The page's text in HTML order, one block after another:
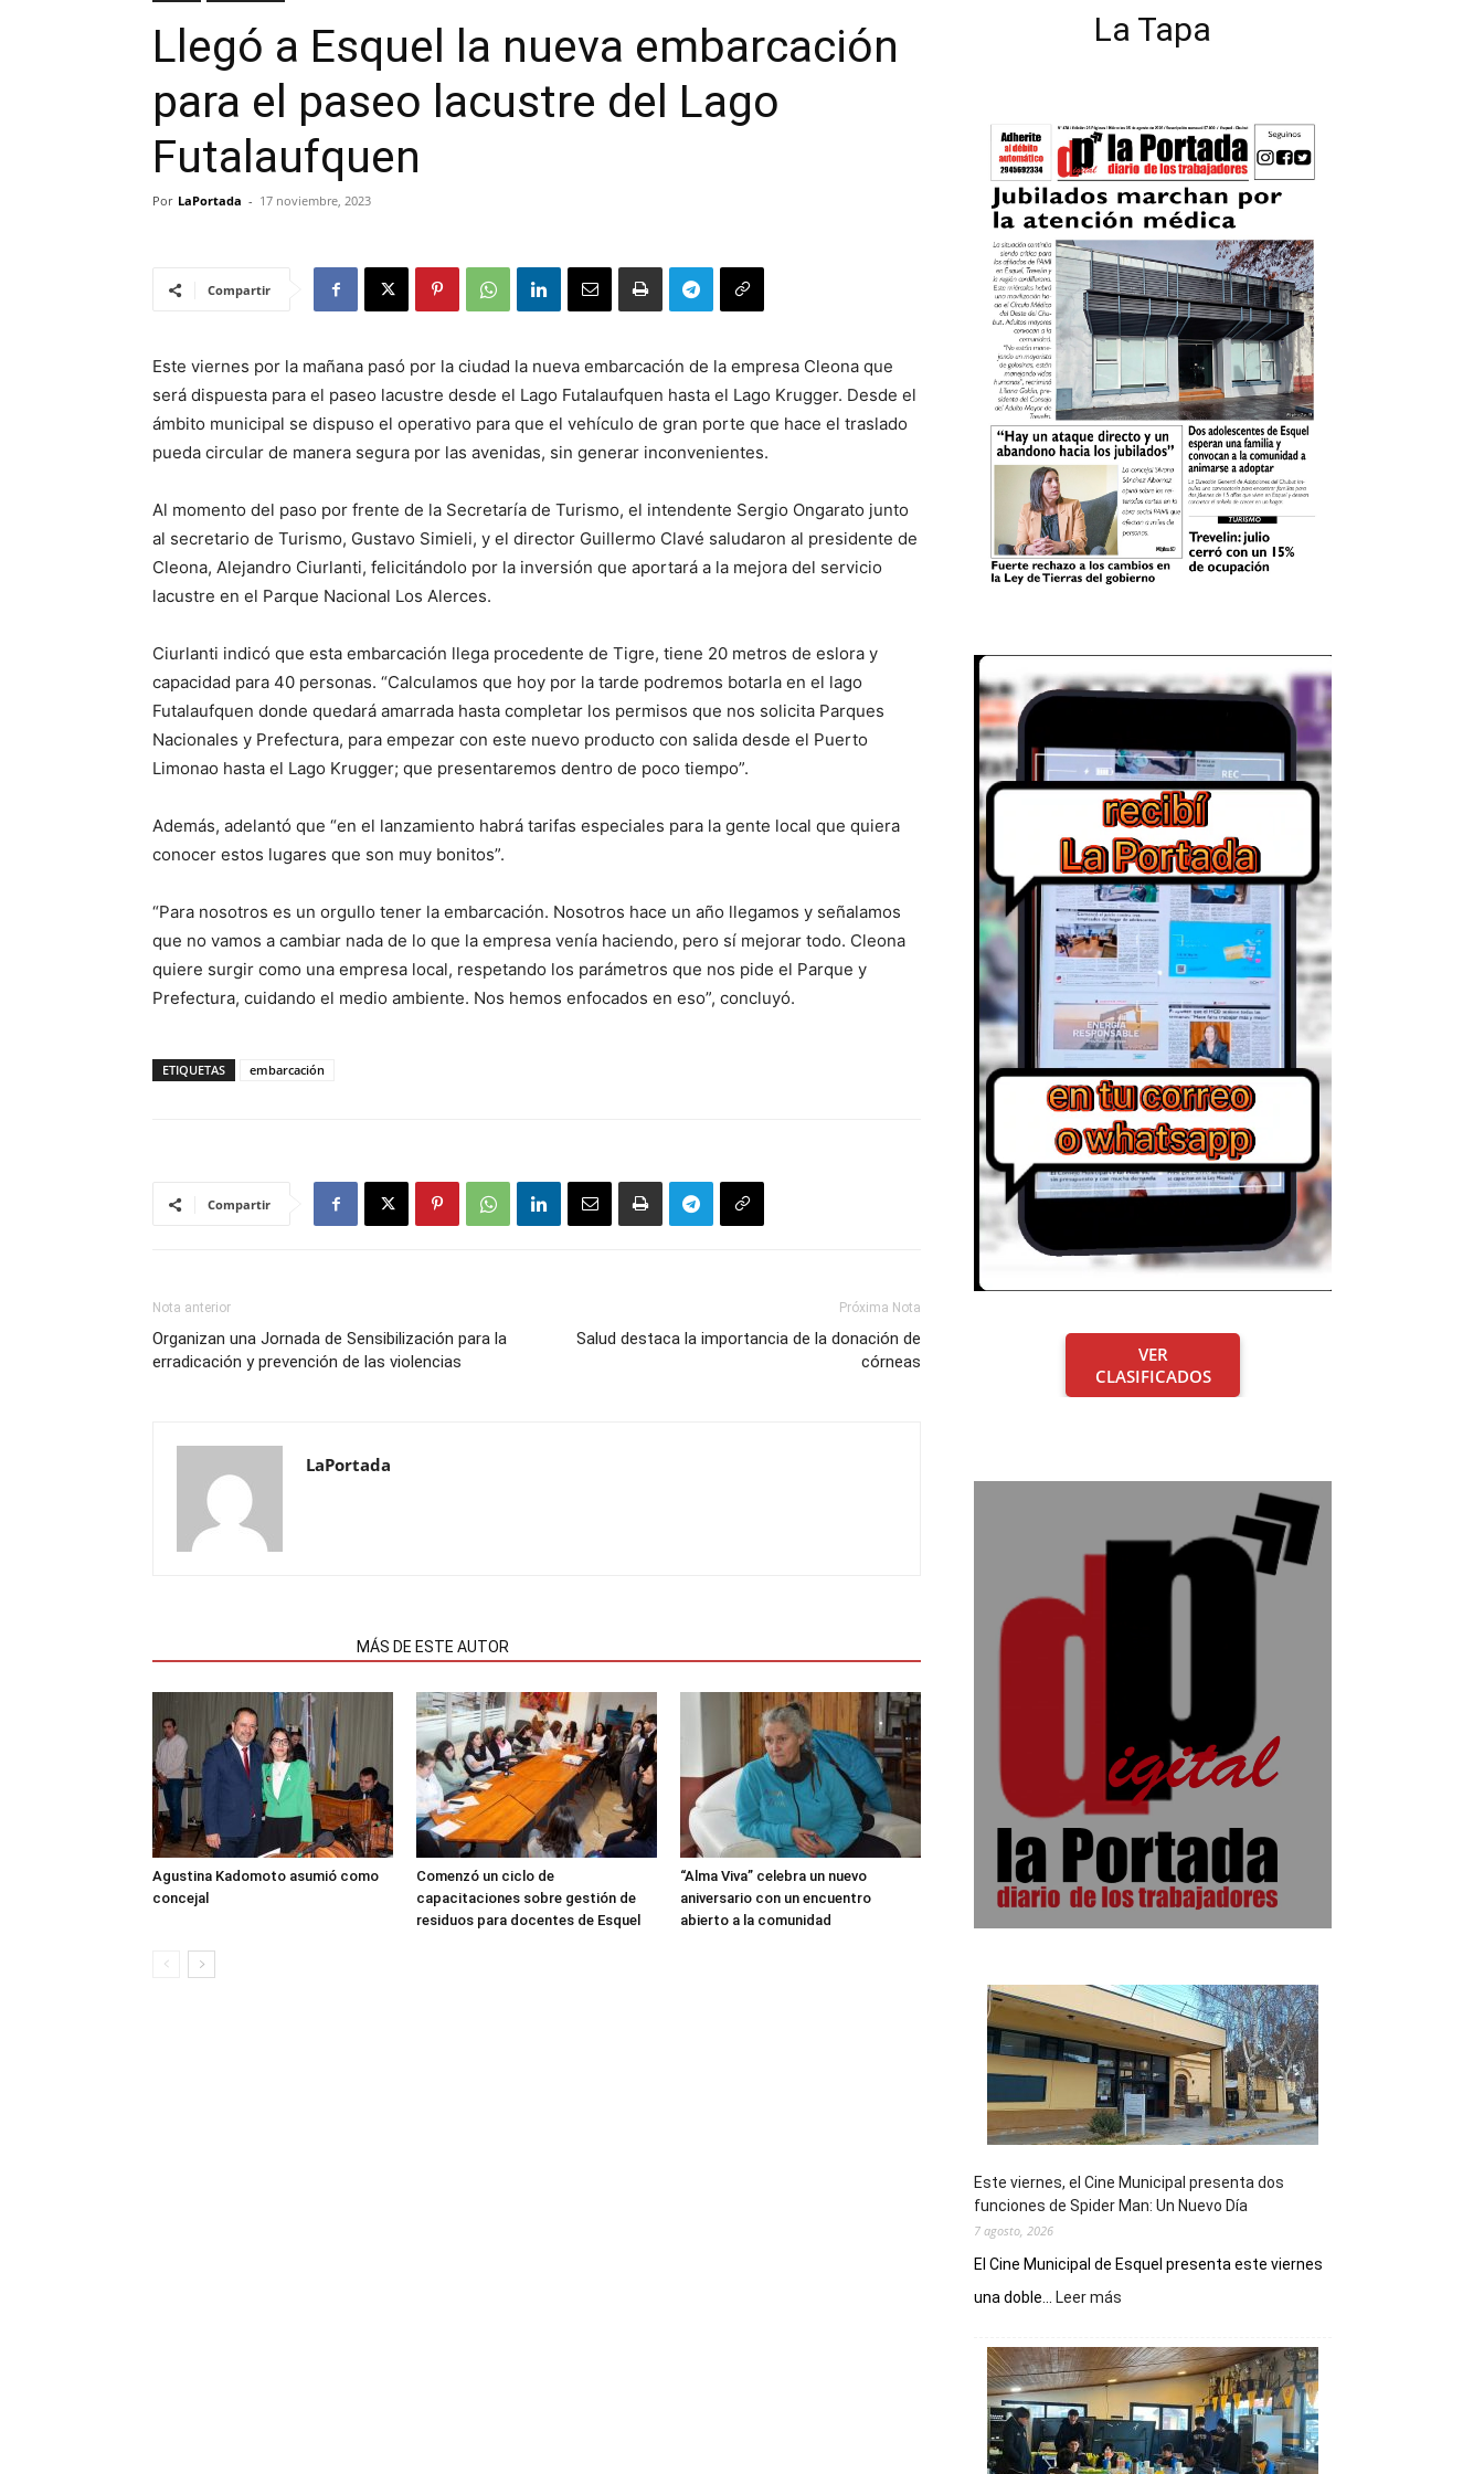
Llegó a Esquel la nueva embarcación
para el paseo lacustre del Lago
Futalaufquen
Por LaPortada - 17 noviembre, 2023
Compartir
Este viernes por la mañana pasó por la ciudad la nueva embarcación de la empresa Cleona que
será dispuesta para el paseo lacustre desde el Lago Futalaufquen hasta el Lago Krugger. Desde el
ámbito municipal se dispuso el operativo para que el vehículo de gran porte que hace el traslado
pueda circular de manera segura por las avenidas, sin generar inconvenientes.
Al momento del paso por frente de la Secretaría de Turismo, el intendente Sergio Ongarato junto
al secretario de Turismo, Gustavo Simieli, y el director Guillermo Clavé saludaron al presidente de
Cleona, Alejandro Ciurlanti, felicitándolo por la inversión que aportará a la mejora del servicio
lacustre en el Parque Nacional Los Alerces.
Ciurlanti indicó que esta embarcación llega procedente de Tigre, tiene 20 metros de eslora y
capacidad para 40 personas. “Calculamos que hoy por la tarde podremos botarla en el lago
Futalaufquen donde quedará amarrada hasta completar los permisos que nos solicita Parques
Nacionales y Prefectura, para empezar con este nuevo producto con salida desde el Puerto
Limonao hasta el Lago Krugger; que presentaremos dentro de poco tiempo”.
Además, adelantó que “en el lanzamiento habrá tarifas especiales para la gente local que quiera
conocer estos lugares que son muy bonitos”.
“Para nosotros es un orgullo tener la embarcación. Nosotros hace un año llegamos y señalamos
que no vamos a cambiar nada de lo que la empresa venía haciendo, pero sí mejorar todo. Cleona
quiere surgir como una empresa local, respetando los parámetros que nos pide el Parque y
Prefectura, cuidando el medio ambiente. Nos hemos enfocados en eso”, concluyó.
ETIQUETAS embarcación
Compartir
Nota anterior
Organizan una Jornada de Sensibilización para la
erradicación y prevención de las violencias
Próxima Nota
Salud destaca la importancia de la donación de
córneas
LaPortada
MÁS DE ESTE AUTOR
Agustina Kadomoto asumió como
concejal
Comenzó un ciclo de
capacitaciones sobre gestión de
residuos para docentes de Esquel
“Alma Viva” celebra un nuevo
aniversario con un encuentro
abierto a la comunidad
La Tapa
VER
CLASIFICADOS
Este viernes, el Cine Municipal presenta dos
funciones de Spider Man: Un Nuevo Día
7 agosto, 2026
El Cine Municipal de Esquel presenta este viernes
una doble...
Leer más
el
Cine
Municipal
presenta
dos